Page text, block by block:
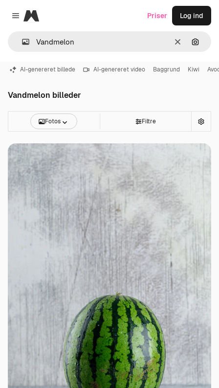
Close menu
Magnific
Klar Søg
Priser Log ind
AI-genereret billede AI-genereret video Baggrund Kiwi
Vandmelon billeder
Fotos Filtre